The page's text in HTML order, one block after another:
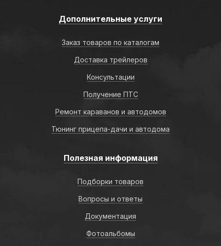
Дополнительные услуги
Заказ товаров по каталогам
Доставка трейлеров
Консультации
Получение ПТС
Ремонт караванов и автодомов
Тюнинг прицепа-дачи и автодома
Полезная информация
Подборки товаров
Вопросы и ответы
Документация
Фотоальбомы